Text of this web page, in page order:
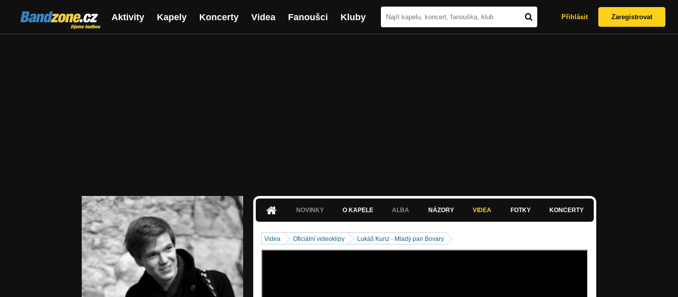
Bandzone.cz
žijeme hudbou
Aktivity Kapely Koncerty Videa Fanoušci Kluby Přihlásit Zaregistrovat
NOVINKY O KAPELE ALBA NÁZORY VIDEA FOTKY KONCERTY
Videa Oficiální videoklipy Lukáš Kunz - Mladý pan Bovary